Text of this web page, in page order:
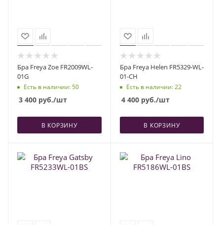
Бра Freya Zoe FR2009WL-
01G
Есть в наличии: 50
3 400 руб./шт
В КОРЗИНУ
Бра Freya Helen FR5329-WL-
01-CH
Есть в наличии: 22
4 400руб./шт
В КОРЗИНУ